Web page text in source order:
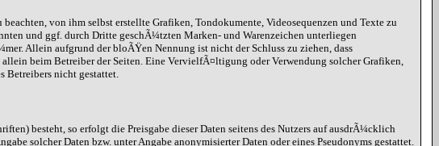
von ihm selbst erstellte Grafiken, Tondokumente, Videosequenzen und Texte zu
und ggf. durch Dritte geschÃ¼tzten Marken- und Warenzeichen unterliegen
Allein aufgrund der bloÃŸen Nennung ist nicht der Schluss zu ziehen, dass
beim Betreiber der Seiten. Eine VervielfÃ¤ltigung oder Verwendung solcher Grafiken,
Betreibers nicht gestattet.
besteht, so erfolgt die Preisgabe dieser Daten seitens des Nutzers auf ausdrÃ¼cklich
solcher Daten bzw. unter Angabe anonymisierter Daten oder eines Pseudonyms gestattet.